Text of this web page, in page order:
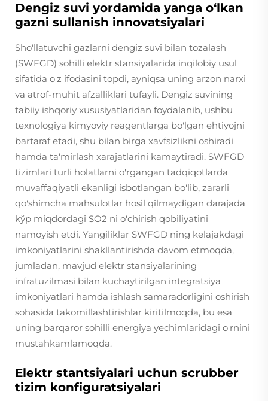
Dengiz suvi yordamida yanga o‘lkan
gazni sullanish innovatsiyalari
Sho'llatuvchi gazlarni dengiz suvi bilan tozalash
(SWFGD) sohilli elektr stansiyalarida inqilobiy usul
sifatida o'z ifodasini topdi, ayniqsa uning arzon narxi
va atrof-muhit afzalliklari tufayli. Dengiz suvining
tabiiy ishqoriy xususiyatlaridan foydalanib, ushbu
texnologiya kimyoviy reagentlarga bo'lgan ehtiyojni
bartaraf etadi, shu bilan birga xavfsizlikni oshiradi
hamda ta'mirlash xarajatlarini kamaytiradi. SWFGD
tizimlari turli holatlarni o'rgangan tadqiqotlarda
muvaffaqiyatli ekanligi isbotlangan bo'lib, zararli
qo'shimcha mahsulotlar hosil qilmaydigan darajada
kўp miqdordagi SO2 ni o'chirish qobiliyatini
namoyish etdi. Yangiliklar SWFGD ning kelajakdagi
imkoniyatlarini shakllantirishda davom etmoqda,
jumladan, mavjud elektr stansiyalarining
infratuzilmasi bilan kuchaytirilgan integratsiya
imkoniyatlari hamda ishlash samaradorligini oshirish
sohasida takomillashtirishlar kiritilmoqda, bu esa
uning barqaror sohilli energiya yechimlaridagi o'rnini
mustahkamlamoqda.
Elektr stantsiyalari uchun scrubber
tizim konfiguratsiyalari